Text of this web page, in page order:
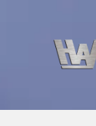
содержимому